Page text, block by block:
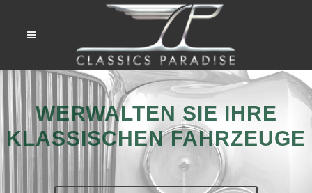
WERWALTEN SIE IHRE
KLASSISCHEN FAHRZEUGE